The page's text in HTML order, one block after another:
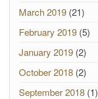
March 2019 (21)
February 2019 (5)
January 2019 (2)
October 2018 (2)
September 2018 (1)